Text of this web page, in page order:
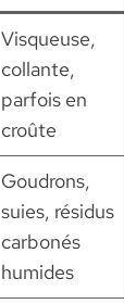
Visqueuse,
collante,
parfois en
croûte
Goudrons,
suies, résidus
carbonés
humides